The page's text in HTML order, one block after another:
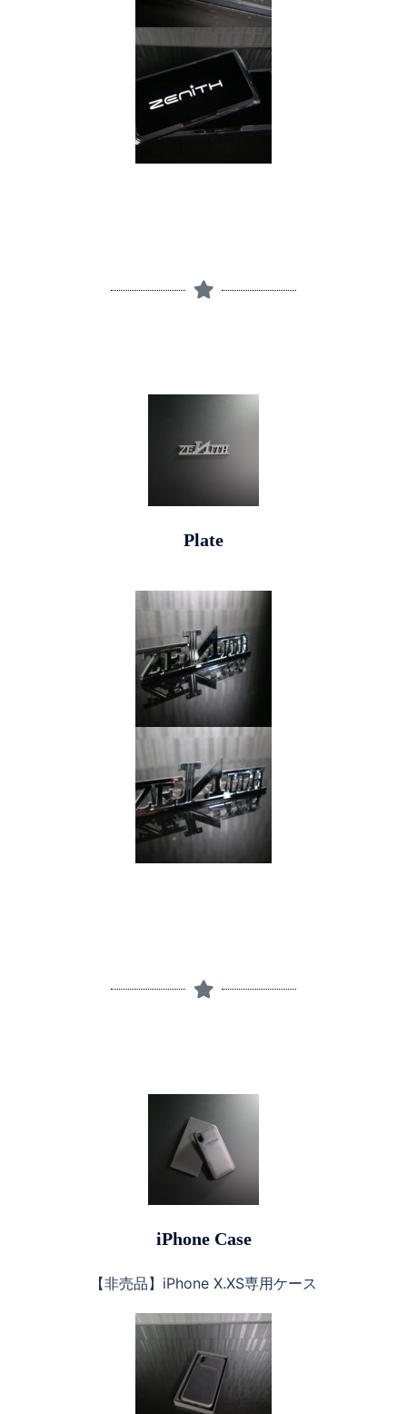
Plate
iPhone Case
【非売品】iPhone X.XS専用ケース